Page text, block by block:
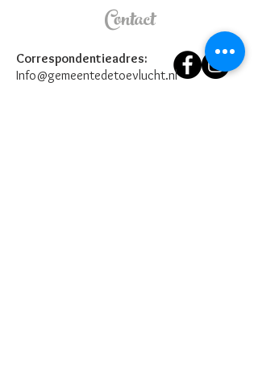
Contact
Correspondentieadres:
Info@gemeentedetoevlucht.nl